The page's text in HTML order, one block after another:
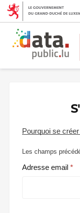
Pourquoi se
Les champs
Adresse email